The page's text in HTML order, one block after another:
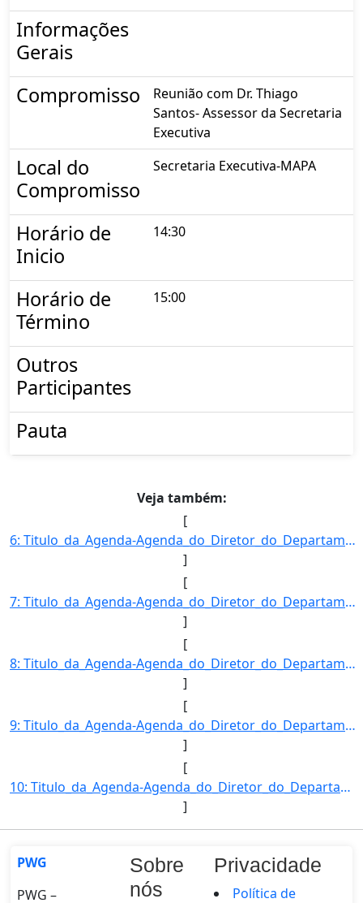
Informações
Gerais
Compromisso
Reunião com Dr. Thiago
Santos- Assessor da Secretaria
Executiva
Local do
Compromisso
Secretaria Executiva-MAPA
Horário de
Inicio
14:30
Horário de
Término
15:00
Outros
Participantes
Pauta
Veja também:
[
6: Titulo_da_Agenda-Agenda_do_Diretor_do_Departamento_de_Desenvolvimento_das_Cadeias_Produtivas_e_da_Pr]
]
[
7: Titulo_da_Agenda-Agenda_do_Diretor_do_Departamento_de_Desenvolvimento_das_Cadeias_Produtivas_e_da_Pr]
]
[
8: Titulo_da_Agenda-Agenda_do_Diretor_do_Departamento_de_Desenvolvimento_das_Cadeias_Produtivas_e_da_Pr]
]
[
9: Titulo_da_Agenda-Agenda_do_Diretor_do_Departamento_de_Desenvolvimento_das_Cadeias_Produtivas_e_da_Pr]
]
[
10: Titulo_da_Agenda-Agenda_do_Diretor_do_Departamento_de_Desenvolvimento_das_Cadeias_Produtivas_e_da_Pr]
]
PWG
PWG –
Sobre
nós
Privacidade
Política de